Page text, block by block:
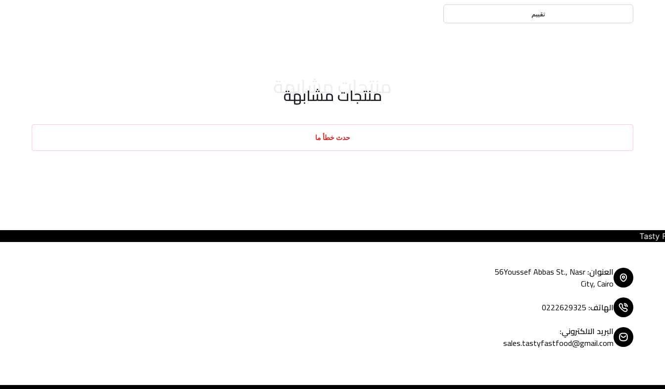
تقييم
منتجات مشابهة
منتجات مشابهة
حدث خطأ ما
Tasty Fast Food ... create your
العنوان:
56Youssef Abbas St., Nasr
City, Cairo
الهاتف:
0222629325
البريد الالكتروني:
sales.tastyfastfood@gmail.com